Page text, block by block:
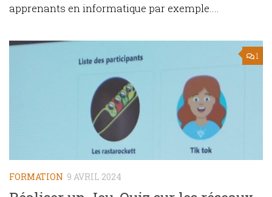
apprenants en informatique par exemple....
1
FORMATION 9 AVRIL 2024